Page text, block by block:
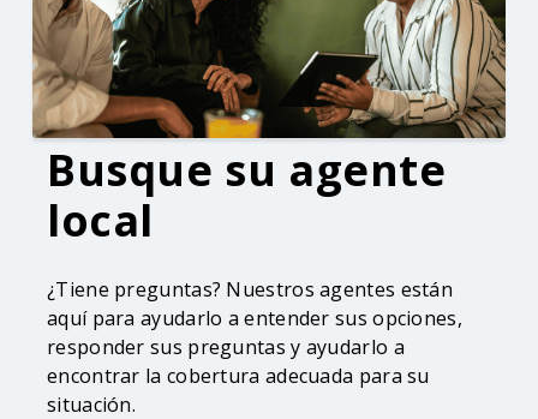
Busque su agente
local
¿Tiene preguntas? Nuestros agentes están
aquí para ayudarlo a entender sus opciones,
responder sus preguntas y ayudarlo a
encontrar la cobertura adecuada para su
situación.